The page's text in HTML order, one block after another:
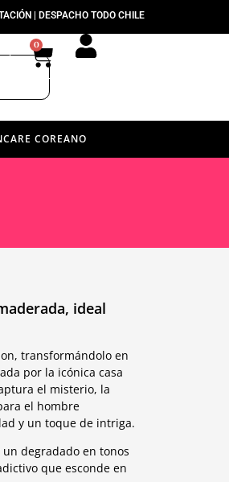
| DESPACHO TODO CHILE
0
COREANO
ideal
transformándolo en
por la icónica casa
el misterio, la
el hombre
y un toque de intriga.
degradado en tonos
que esconde en